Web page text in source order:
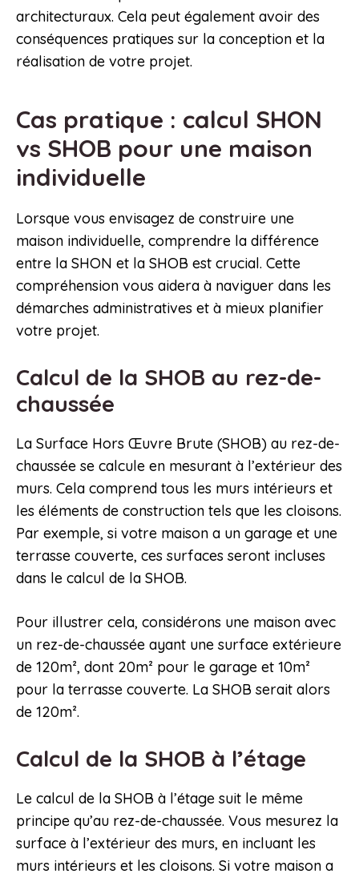
architecturaux. Cela peut également avoir des
conséquences pratiques sur la conception et la
réalisation de votre projet.
Cas pratique : calcul SHON
vs SHOB pour une maison
individuelle
Lorsque vous envisagez de construire une
maison individuelle, comprendre la différence
entre la SHON et la SHOB est crucial. Cette
compréhension vous aidera à naviguer dans les
démarches administratives et à mieux planifier
votre projet.
Calcul de la SHOB au rez-de-
chaussée
La Surface Hors Œuvre Brute (SHOB) au rez-de-
chaussée se calcule en mesurant à l’extérieur des
murs. Cela comprend tous les murs intérieurs et
les éléments de construction tels que les cloisons.
Par exemple, si votre maison a un garage et une
terrasse couverte, ces surfaces seront incluses
dans le calcul de la SHOB.
Pour illustrer cela, considérons une maison avec
un rez-de-chaussée ayant une surface extérieure
de 120m², dont 20m² pour le garage et 10m²
pour la terrasse couverte. La SHOB serait alors
de 120m².
Calcul de la SHOB à l’étage
Le calcul de la SHOB à l’étage suit le même
principe qu’au rez-de-chaussée. Vous mesurez la
surface à l’extérieur des murs, en incluant les
murs intérieurs et les cloisons. Si votre maison a